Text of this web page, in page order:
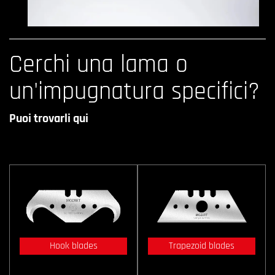
Cerchi una lama o
un'impugnatura specifici?
Puoi trovarli qui
Hook blades Trapezoid blades